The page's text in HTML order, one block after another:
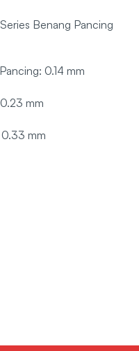
Benang Pancing
0.14 mm
mm
mm